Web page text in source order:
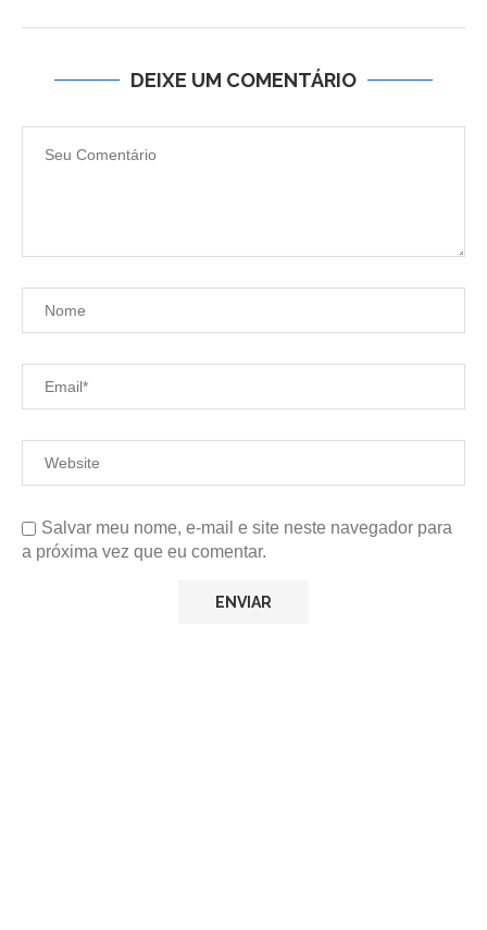
DEIXE UM COMENTÁRIO
Salvar meu nome, e-mail e site neste navegador para
a próxima vez que eu comentar.